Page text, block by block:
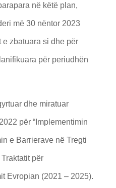
në këtë plan,
më 30 nëntor 2023
e zbatuara si dhe për
për periudhën
dhe miratuar
për “Implementimin
e Barrierave në Tregti
për
Evropian (2021 – 2025).